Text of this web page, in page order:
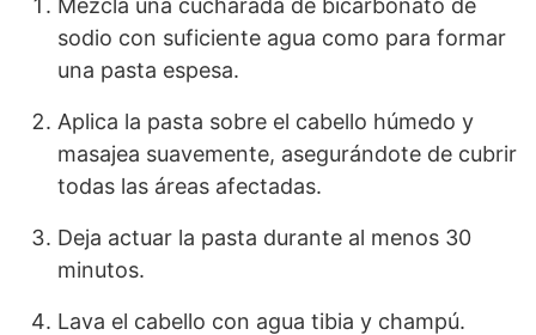
Mezcla una cucharada de bicarbonato de
sodio con suficiente agua como para formar
una pasta espesa.
Aplica la pasta sobre el cabello húmedo y
masajea suavemente, asegurándote de cubrir
todas las áreas afectadas.
Deja actuar la pasta durante al menos 30
minutos.
Lava el cabello con agua tibia y champú.